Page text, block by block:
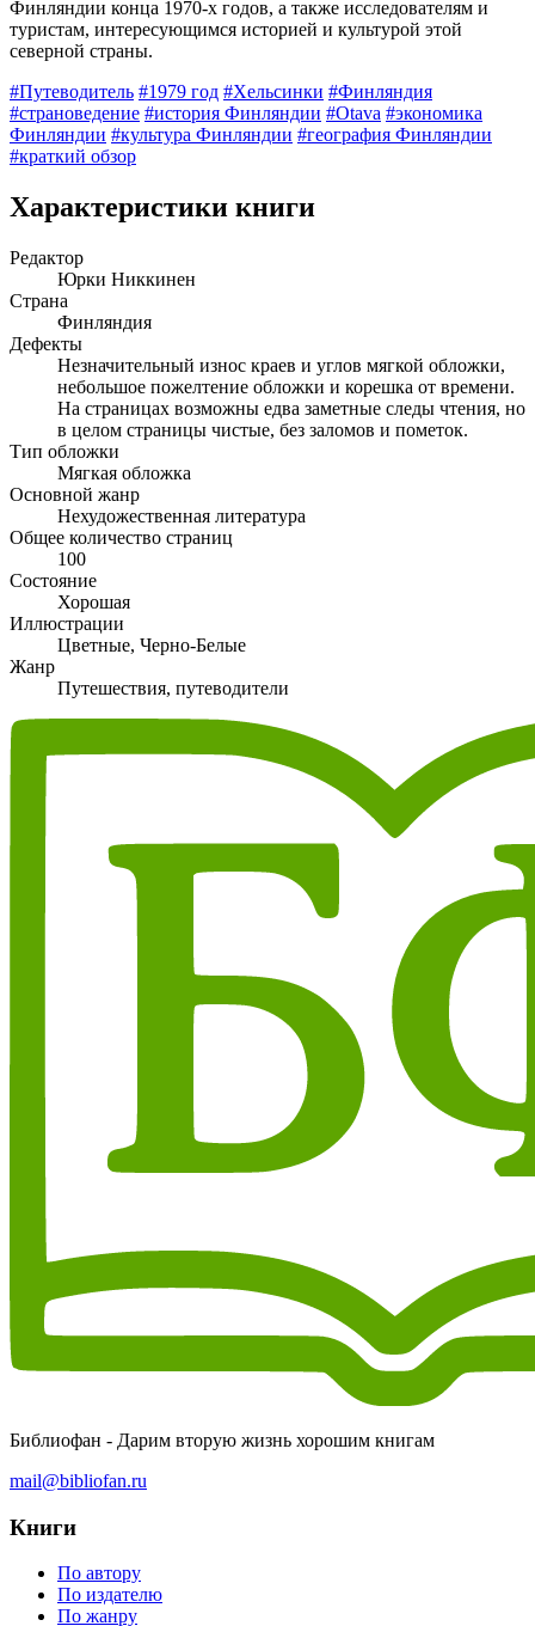
Финляндии конца 1970-х годов, а также исследователям и
туристам, интересующимся историей и культурой этой
северной страны.
#Путеводитель #1979 год #Хельсинки #Финляндия
#страноведение #история Финляндии #Otava #экономика
Финляндии #культура Финляндии #география Финляндии
#краткий обзор
Характеристики книги
Редактор
Юрки Никкинен
Страна
Финляндия
Дефекты
Незначительный износ краев и углов мягкой обложки,
небольшое пожелтение обложки и корешка от времени.
На страницах возможны едва заметные следы чтения, но
в целом страницы чистые, без заломов и пометок.
Тип обложки
Мягкая обложка
Основной жанр
Нехудожественная литература
Общее количество страниц
100
Состояние
Хорошая
Иллюстрации
Цветные, Черно-Белые
Жанр
Путешествия, путеводители
Библиофан - Дарим вторую жизнь хорошим книгам
mail@bibliofan.ru
Книги
По автору
По издателю
По жанру